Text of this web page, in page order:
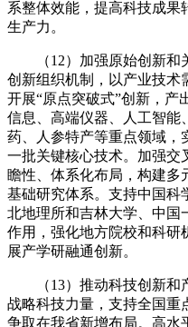
系整体效能，提高科技成果
生产力。
（12）加强原始创新和
创新组织机制，以产业技术
开展“原点突破式”创新，产
信息、高端仪器、人工智能
药、人参特产等重点领域，
一批关键核心技术。加强交
瞻性、体系化布局，构建多
基础研究体系。支持中国科
北地理所和吉林大学、中国
作用，强化地方院校和科研
展产学研融通创新。
（13）推动科技创新和
战略科技力量，支持全国重
争取在我省新增布局。高水